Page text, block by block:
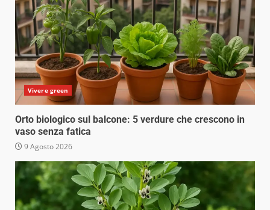
Vivere green
Orto biologico sul balcone: 5 verdure che crescono in
vaso senza fatica
9 Agosto 2026